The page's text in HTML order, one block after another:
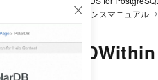
ンス
SQLリファレンスマニュアル